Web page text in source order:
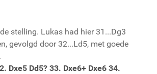
stelling. Lukas had hier 31...Dg3
gevolgd door 32...Ld5, met goede
Dxe5 Dd5? 33. Dxe6+ Dxe6 34.